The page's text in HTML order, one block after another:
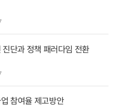
단과 정책 패러다임 전환
참여율 제고방안